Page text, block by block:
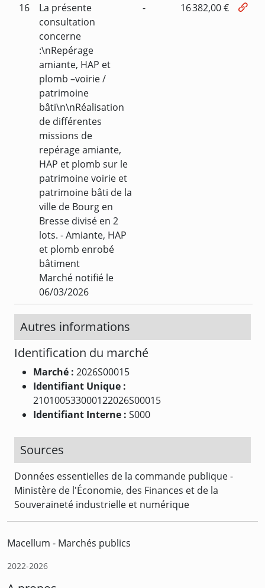
16
La présente
consultation
concerne
:\nRepérage
amiante, HAP et
plomb –voirie /
patrimoine
bâti\n\nRéalisation
de différentes
missions de
repérage amiante,
HAP et plomb sur le
patrimoine voirie et
patrimoine bâti de la
ville de Bourg en
Bresse divisé en 2
lots. - Amiante, HAP
et plomb enrobé
bâtiment
Marché notifié le
06/03/2026
- 16 382,00 €
Autres informations
Identification du marché
Marché : 2026S00015
Identifiant Unique :
210100533000122026S00015
Identifiant Interne : S000
Sources
Données essentielles de la commande publique -
Ministère de l'Économie, des Finances et de la
Souveraineté industrielle et numérique
Macellum - Marchés publics
2022-2026